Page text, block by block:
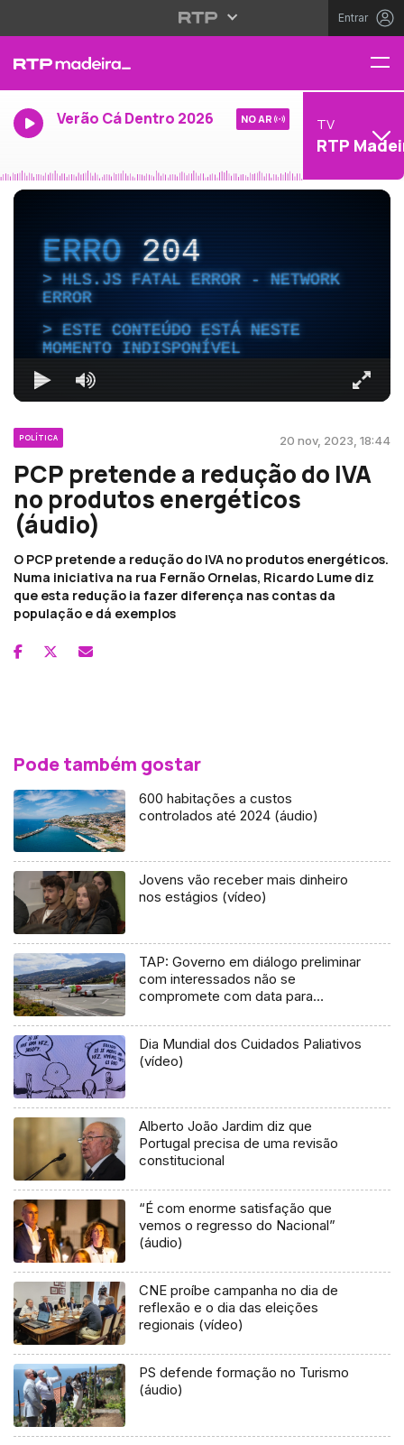
Entrar
Verão Cá Dentro 2026 NO AR TV
RTP
ERRO204
HLS.JS FATAL ERROR - NETWORK
ERROR
ESTE CONTEÚDO ESTÁ NESTE
MOMENTO INDISPONÍVEL
POLÍTICA 20 nov, 2023, 18:44
PCP pretende a redução do IVA
no produtos energéticos
(áudio)
O PCP pretende a redução do IVA no produtos energéticos.
Numa iniciativa na rua Fernão Ornelas, Ricardo Lume diz
que esta redução ia fazer diferença nas contas da
população e dá exemplos
Pode também gostar
600 habitações a custos
controlados até 2024 (áudio)
Jovens vão receber mais dinheiro
nos estágios (vídeo)
TAP: Governo em diálogo preliminar
com interessados não se
compromete com data para
Dia Mundial dos Cuidados Paliativos
(vídeo)
Alberto João Jardim diz que
Portugal precisa de uma revisão
constitucional
“É com enorme satisfação que
vemos o regresso do Nacional”
(áudio)
CNE proíbe campanha no dia de
reflexão e o dia das eleições
regionais (vídeo)
PS defende formação no Turismo
(áudio)